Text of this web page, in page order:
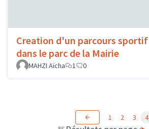
Creation d'un parcours sportif
dans le parc de la Mairie
MAHZI Aïcha
1 0
1 2 3 4